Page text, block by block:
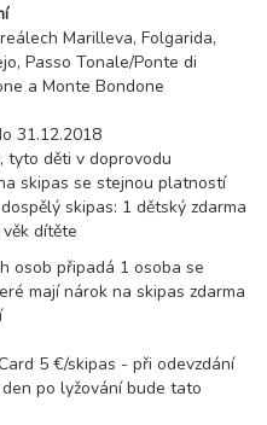
Marilleva, Folgarida,
Passo Tonale/Ponte di
a Monte Bondone
31.12.2018
tyto děti v doprovodu
skipas se stejnou platností
skipas: 1 dětský zdarma
dítěte
osob připadá 1 osoba se
mají nárok na skipas zdarma
5 €/skipas - při odevzdání
po lyžování bude tato